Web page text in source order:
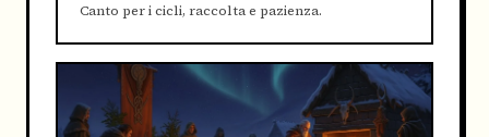
Canto per i cicli, raccolta e pazienza.